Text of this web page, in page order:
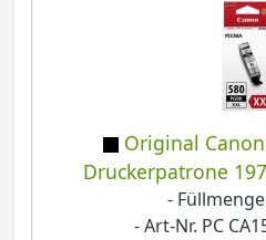
Original
Druckerpatrone
-
- Art-Nr. PC